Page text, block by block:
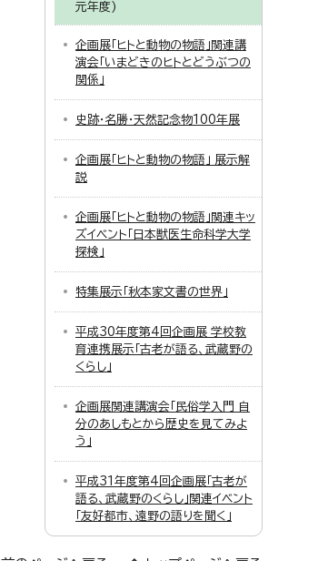
元年度)
企画展「ヒトと動物の物語」関連講
演会「いまどきのヒトとどうぶつの
関係」
史跡・名勝・天然記念物100年展
企画展「ヒトと動物の物語」 展示解
説
企画展「ヒトと動物の物語」関連キッ
ズイベント「日本獣医生命科学大学
探検」
特集展示「秋本家文書の世界」
平成30年度第4回企画展 学校教
育連携展示「古老が語る、武蔵野の
くらし」
企画展関連講演会「民俗学入門 自
分のあしもとから歴史を見てみよ
う」
平成31年度第4回企画展「古老が
語る、武蔵野のくらし」関連イベント
「友好都市、遠野の語りを聞く」